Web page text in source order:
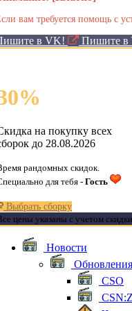
вам требуется помощь с
в VK! Пишите в
%
на покупку всех
до 28.08.2026
рандомных скидок.
для тебя - Гость
Выбрать сборку
цены указаны с учетом скидки
Новости
Обновления
CSO
CSN:Z